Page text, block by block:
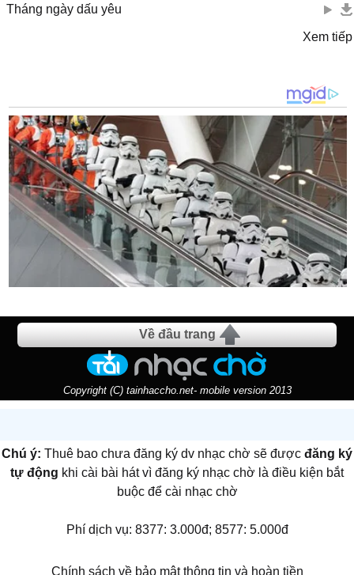
Tháng ngày dấu yêu
Xem tiếp
Về đầu trang
Copyright (C) tainhaccho.net- mobile version 2013
Chú ý: Thuê bao chưa đăng ký dv nhạc chờ sẽ được đăng ký
tự động khi cài bài hát vì đăng ký nhạc chờ là điều kiện bắt
buộc để cài nhạc chờ
Phí dịch vụ: 8377: 3.000đ; 8577: 5.000đ
Chính sách về bảo mật thông tin và hoàn tiền